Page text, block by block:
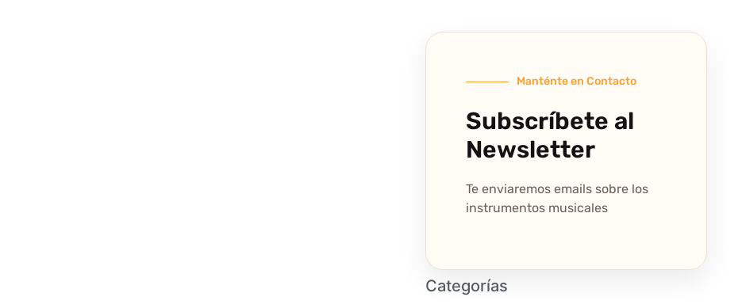
Manténte en Contacto
Subscríbete al
Newsletter
Te enviaremos emails sobre los
instrumentos musicales
Categorías